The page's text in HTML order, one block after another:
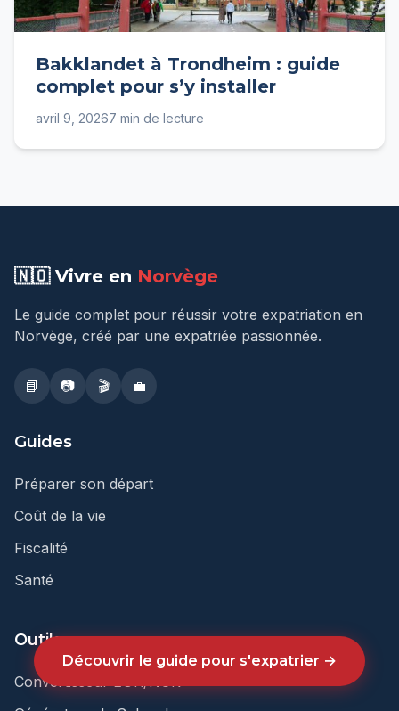
Bakklandet à Trondheim : guide
complet pour s’y installer
avril 9, 20267 min de lecture
Découvrir le guide pour s'expatrier →
🇳🇴 Vivre en Norvège
Le guide complet pour réussir votre expatriation en
Norvège, créé par une expatriée passionnée.
📘 📷 🎬 💼
Guides
Préparer son départ
Coût de la vie
Fiscalité
Santé
Outils
Convertisseur EUR/NOK